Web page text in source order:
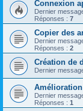
Connexion
Dernier
Réponses : 7
Copier des
Dernier
Réponses : 2
Création de
Dernier
Dernier
Réponses : 1